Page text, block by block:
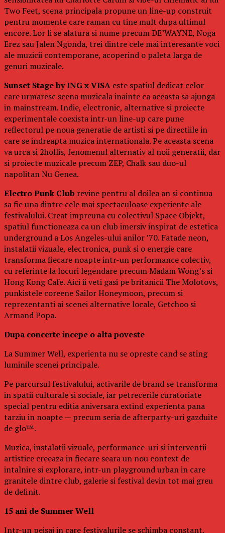
Two Feet, scena principala propune un line-up construit
pentru momente care raman cu tine mult dupa ultimul
encore. Lor li se alatura si nume precum DE’WAYNE, Noga
Erez sau Jalen Ngonda, trei dintre cele mai interesante voci
ale muzicii contemporane, acoperind o paleta larga de
genuri muzicale.
Sunset Stage by ING x VISA este spatiul dedicat celor
care urmaresc scena muzicala inainte ca aceasta sa ajunga
in mainstream. Indie, electronic, alternative si proiecte
experimentale coexista intr-un line-up care pune
reflectorul pe noua generatie de artisti si pe directiile in
care se indreapta muzica internationala. Pe aceasta scena
va urca si 2hollis, fenomenul alternativ al noii generatii, dar
si proiecte muzicale precum ZEP, Chalk sau duo-ul
napolitan Nu Genea.
Electro Punk Club revine pentru al doilea an si continua
sa fie una dintre cele mai spectaculoase experiente ale
festivalului. Creat impreuna cu colectivul Space Objekt,
spatiul functioneaza ca un club imersiv inspirat de estetica
underground a Los Angeles-ului anilor ’70. Fatade neon,
instalatii vizuale, electronica, punk si o energie care
transforma fiecare noapte intr-un performance colectiv,
cu referinte la locuri legendare precum Madam Wong’s si
Hong Kong Cafe. Aici ii veti gasi pe britanicii The Molotovs,
punkistele coreene Sailor Honeymoon, precum si
reprezentanti ai scenei alternative locale, Getchoo si
Armand Popa.
Dupa concerte incepe o alta poveste
La Summer Well, experienta nu se opreste cand se sting
luminile scenei principale.
Pe parcursul festivalului, activarile de brand se transforma
in spatii culturale si sociale, iar petrecerile curatoriate
special pentru editia aniversara extind experienta pana
tarziu in noapte — precum seria de afterparty-uri gazduite
de glo™.
Muzica, instalatii vizuale, performance-uri si interventii
artistice creeaza in fiecare seara un nou context de
intalnire si explorare, intr-un playground urban in care
granitele dintre club, galerie si festival devin tot mai greu
de definit.
15 ani de Summer Well
Intr-un peisaj in care festivalurile se schimba constant,